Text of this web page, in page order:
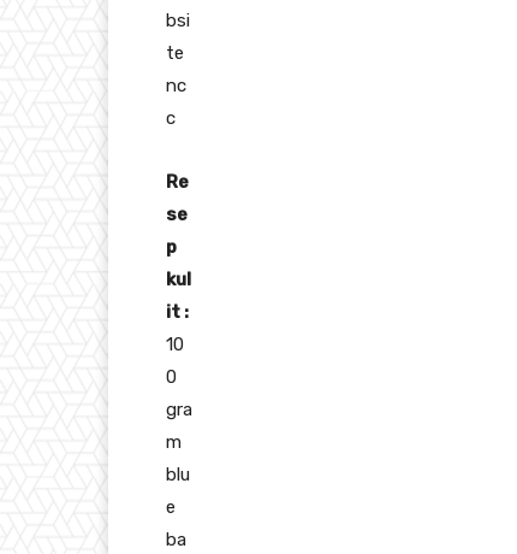
bsi
te
nc
c
Re
se
p
kul
it :
10
0
gra
m
blu
e
ba